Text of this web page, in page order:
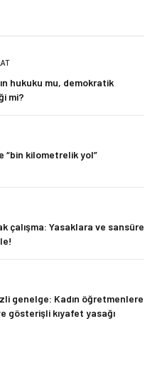
hukuku mu, demokratik
mi?
“bin kilometrelik yol”
çalışma: Yasaklara ve sansüre
genelge: Kadın öğretmenlere
gösterişli kıyafet yasağı